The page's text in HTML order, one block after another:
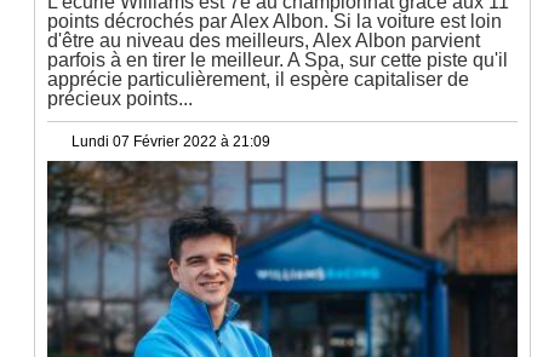
points décrochés par Alex Albon. Si la voiture est loin
d'être au niveau des meilleurs, Alex Albon parvient
parfois à en tirer le meilleur. A Spa, sur cette piste qu'il
apprécie particulièrement, il espère capitaliser de
précieux points...
Lundi 07 Février 2022 à 21:09